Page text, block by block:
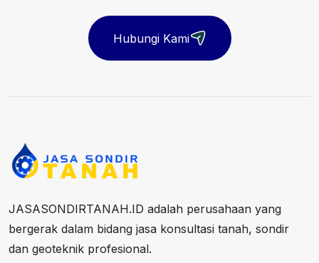
Hubungi Kami
JASASONDIRTANAH.ID adalah perusahaan yang
bergerak dalam bidang jasa konsultasi tanah, sondir
dan geoteknik profesional.